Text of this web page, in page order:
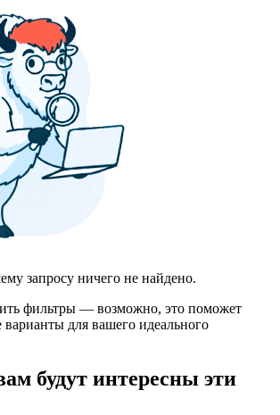
запросу ничего не найдено.
фильтры — возможно, это поможет
для вашего идеального
будут интересны эти